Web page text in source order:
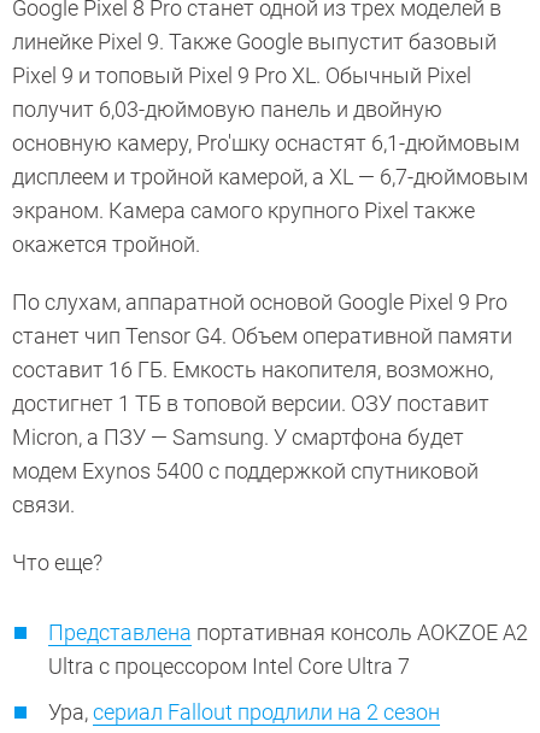
Google Pixel 8 Pro станет одной из трех моделей в
линейке Pixel 9. Также Google выпустит базовый
Pixel 9 и топовый Pixel 9 Pro XL. Обычный Pixel
получит 6,03-дюймовую панель и двойную
основную камеру, Pro'шку оснастят 6,1-дюймовым
дисплеем и тройной камерой, а XL — 6,7-дюймовым
экраном. Камера самого крупного Pixel также
окажется тройной.
По слухам, аппаратной основой Google Pixel 9 Pro
станет чип Tensor G4. Объем оперативной памяти
составит 16 ГБ. Емкость накопителя, возможно,
достигнет 1 ТБ в топовой версии. ОЗУ поставит
Micron, а ПЗУ — Samsung. У смартфона будет
модем Exynos 5400 с поддержкой спутниковой
связи.
Что еще?
Представлена портативная консоль AOKZOE A2
Ultra с процессором Intel Core Ultra 7
Ура,сериал Fallout продлили на 2 сезон